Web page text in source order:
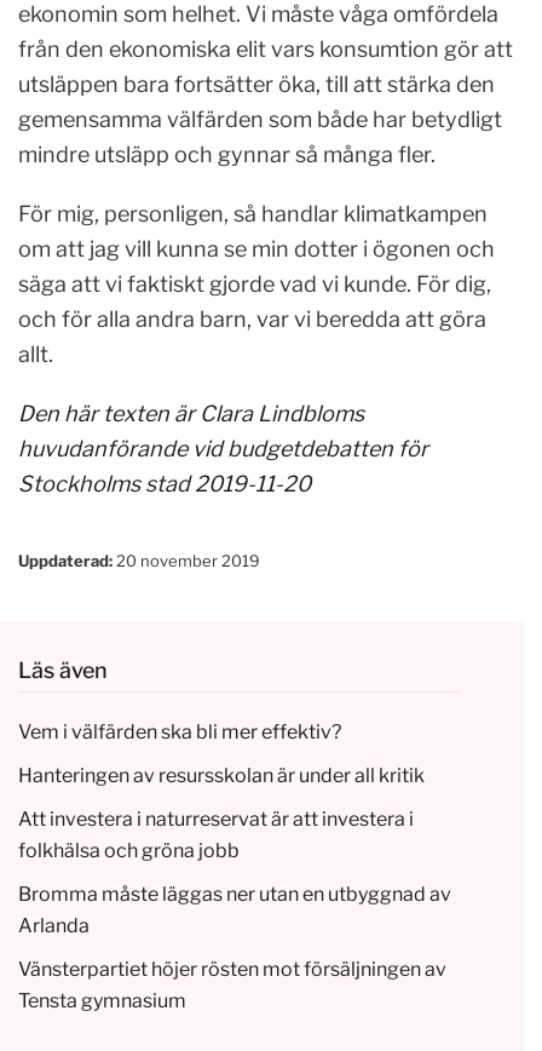
ekonomin som helhet. Vi måste våga omfördela
från den ekonomiska elit vars konsumtion gör att
utsläppen bara fortsätter öka, till att stärka den
gemensamma välfärden som både har betydligt
mindre utsläpp och gynnar så många fler.
För mig, personligen, så handlar klimatkampen
om att jag vill kunna se min dotter i ögonen och
säga att vi faktiskt gjorde vad vi kunde. För dig,
och för alla andra barn, var vi beredda att göra
allt.
Den här texten är Clara Lindbloms
huvudanförande vid budgetdebatten för
Stockholms stad 2019-11-20
Uppdaterad: 20 november 2019
Läs även
Vem i välfärden ska bli mer effektiv?
Hanteringen av resursskolan är under all kritik
Att investera i naturreservat är att investera i
folkhälsa och gröna jobb
Bromma måste läggas ner utan en utbyggnad av
Arlanda
Vänsterpartiet höjer rösten mot försäljningen av
Tensta gymnasium